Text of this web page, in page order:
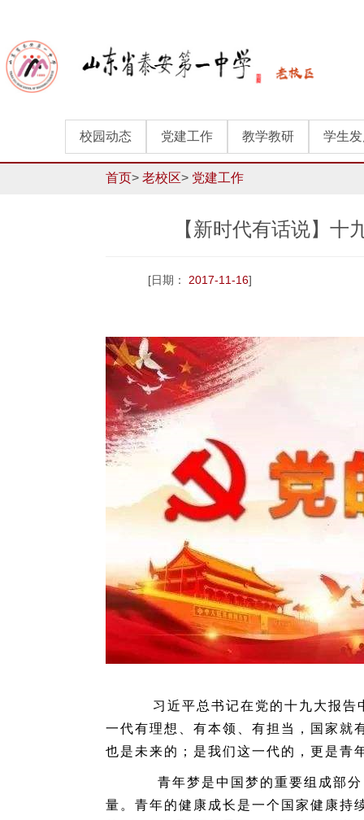
学生
教学教研
党建工作
校园动态
首页> 老校区> 党建工作
【新时代有话说】十
[日期： 2017-11-16]
习近平总书记在党的十九大报告
一代有理想、有本领、有担当，国家就
也是未来的；是我们这一代的，更是青
青年梦是中国梦的重要组成部分
量。青年的健康成长是一个国家健康持